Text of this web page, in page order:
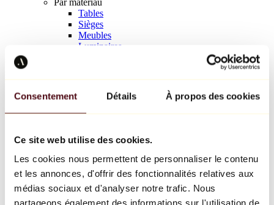
Consentement Détails À propos des cookies
Ce site web utilise des cookies.
Les cookies nous permettent de personnaliser le contenu
et les annonces, d'offrir des fonctionnalités relatives aux
médias sociaux et d'analyser notre trafic. Nous
partageons également des informations sur l'utilisation de
Tables
Sièges
Meubles
Luminaires
Richard Orlinski
Keith Haring
Jeff Koons
Jean-Michel Basquiat
Tous les designers
Œuvre de la semaine